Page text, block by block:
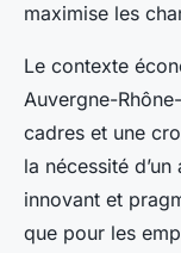
maximise les
Le contexte
Auvergne-
cadres et une
la nécessité
innovant et
que pour les